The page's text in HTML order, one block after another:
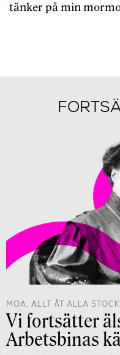
tänker på min
MOA, ALLT ÅT ALLA
Vi fortsätter
Arbetsbinas